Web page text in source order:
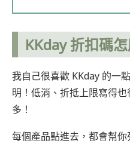
KKday 折扣碼
我自己很喜歡 KKday 的一
明！低消、折抵上限寫得
多！
每個產品點進去，都會幫